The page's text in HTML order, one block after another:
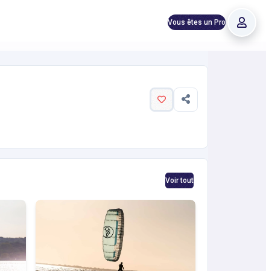
Vous êtes un Pro
Voir tout